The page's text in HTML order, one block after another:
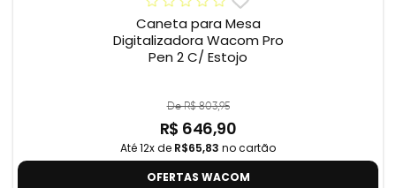
Caneta para Mesa
Digitalizadora Wacom Pro
Pen 2 C/ Estojo
De R$ 803,95
R$ 646,90
Até 12x de R$65,83 no cartão
OFERTAS WACOM